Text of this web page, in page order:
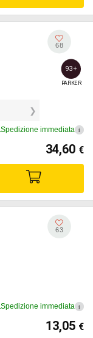
68
93+
PARKER
Spedizione immediata i
34,60 €
63
Spedizione immediata i
13,05 €